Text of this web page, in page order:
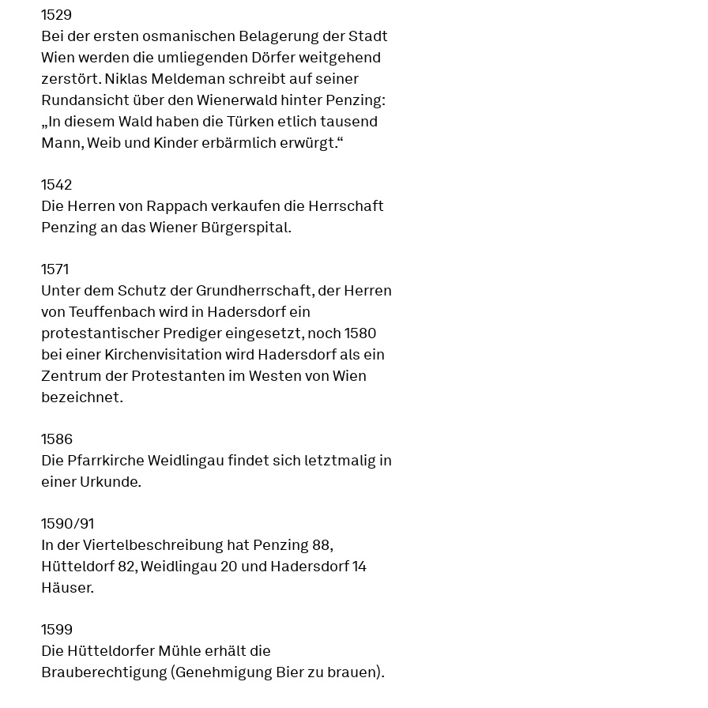
1529
Bei der ersten osmanischen Belagerung der Stadt
Wien werden die umliegenden Dörfer weitgehend
zerstört. Niklas Meldeman schreibt auf seiner
Rundansicht über den Wienerwald hinter Penzing:
„In diesem Wald haben die Türken etlich tausend
Mann, Weib und Kinder erbärmlich erwürgt.“
1542
Die Herren von Rappach verkaufen die Herrschaft
Penzing an das Wiener Bürgerspital.
1571
Unter dem Schutz der Grundherrschaft, der Herren
von Teuffenbach wird in Hadersdorf ein
protestantischer Prediger eingesetzt, noch 1580
bei einer Kirchenvisitation wird Hadersdorf als ein
Zentrum der Protestanten im Westen von Wien
bezeichnet.
1586
Die Pfarrkirche Weidlingau findet sich letztmalig in
einer Urkunde.
1590/91
In der Viertelbeschreibung hat Penzing 88,
Hütteldorf 82, Weidlingau 20 und Hadersdorf 14
Häuser.
1599
Die Hütteldorfer Mühle erhält die
Brauberechtigung (Genehmigung Bier zu brauen).